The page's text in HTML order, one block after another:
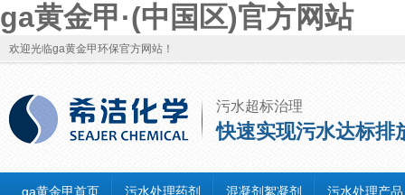
ga黄金甲·(中国区)官方网站
欢迎光临ga黄金甲环保官方网站！
污水超标治理
快速实现污水达标排
ga黄金甲首页 污水处理药剂 混凝剂絮凝剂 污水处理产品